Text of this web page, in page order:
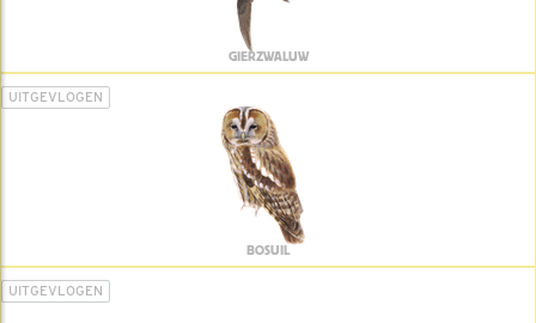
GIERZWALUW
UITGEVLOGEN
BOSUIL
UITGEVLOGEN